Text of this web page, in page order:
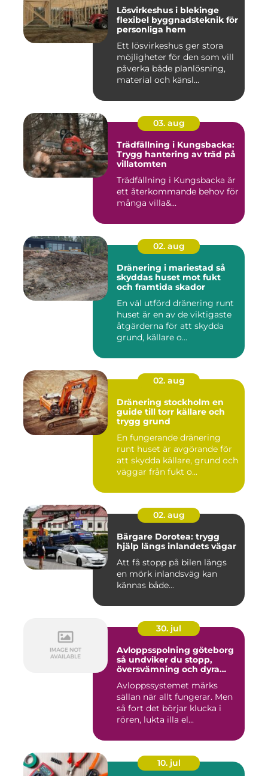
Lösvirkeshus i blekinge
flexibel byggnadsteknik för
personliga hem
Ett lösvirkeshus ger stora
möjligheter för den som vill
påverka både planlösning,
material och känsl...
03. aug
Trädfällning i Kungsbacka:
Trygg hantering av träd på
villatomten
Trädfällning i Kungsbacka är
ett återkommande behov för
många villa&...
02. aug
Dränering i mariestad så
skyddas huset mot fukt
och framtida skador
En väl utförd dränering runt
huset är en av de viktigaste
åtgärderna för att skydda
grund, källare o...
02. aug
Dränering stockholm en
guide till torr källare och
trygg grund
En fungerande dränering
runt huset är avgörande för
att skydda källare, grund och
väggar från fukt o...
02. aug
Bärgare Dorotea: trygg
hjälp längs inlandets vägar
Att få stopp på bilen längs
en mörk inlandsväg kan
kännas både...
30. jul
Avloppsspolning göteborg
så undviker du stopp,
översvämning och dyra
Avloppssystemet märks
sällan när allt fungerar. Men
så fort det börjar klucka i
rören, lukta illa el...
10. jul